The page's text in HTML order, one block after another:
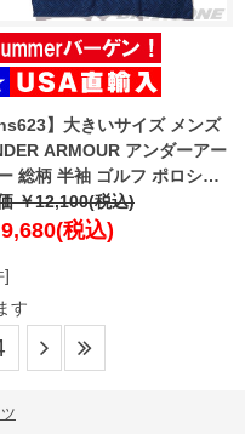
ns623】大きいサイズ メンズ
ARMOUR アンダーアー
総柄 半袖 ゴルフ ポロシャ
直輸入 um0994-190
￥12,100(税込)
9,680(税込)
]
す